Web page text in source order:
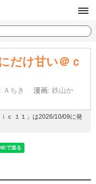
だけ甘い＠ｃ
Ａちき 漫画: 鉄山か
ｃ １１」は2026/10/09に発